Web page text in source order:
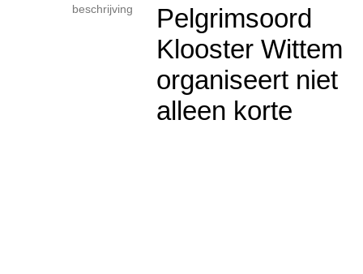
beschrijving
Pelgrimsoord
Klooster Wittem
organiseert niet
alleen korte